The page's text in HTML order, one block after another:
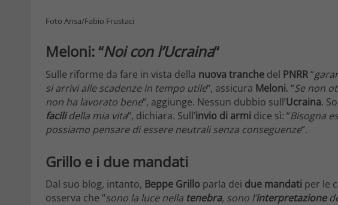
Foto Ansa/Fabio Frustaci
Meloni: “Noi con l’Ucraina“
Sulle riforme da fare in vista della nuova tranche del PNRR“
si arrivi alle scadenze in tempo utile“, assicura Meloni. “Se non
non ha lavorato bene“, aggiunge. Nessun dubbio sull’Ucraina.
facilidella mia vita“, dichiara. Sull’invio di armi dice sì: “Bisogna
possiamo pensare di essere neutrali senza conseguenze“.
Grillo e i due mandati
Dal suo blog, intanto, Beppe Grillo parla dei due mandati per le
osserva che “sono la luce nella tenebra, sono l’interpretazione